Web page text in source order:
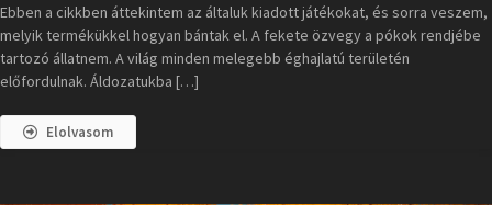
Ebben a cikkben áttekintem az általuk kiadott játékokat, és sorra veszem,
melyik termékükkel hogyan bántak el. A fekete özvegy a pókok rendjébe
tartozó állatnem. A világ minden melegebb éghajlatú területén
előfordulnak. Áldozatukba […]
Elolvasom